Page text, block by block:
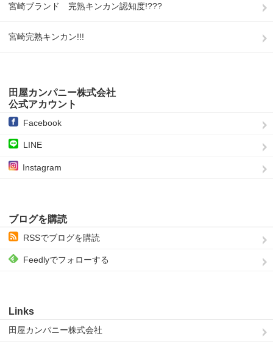
宮崎ブランド 完熟キンカン認知度!???
宮崎完熟キンカン!!!
田屋カンパニー株式会社
公式アカウント
Facebook
LINE
Instagram
ブログを購読
RSSでブログを購読
Feedlyでフォローする
Links
田屋カンパニー株式会社